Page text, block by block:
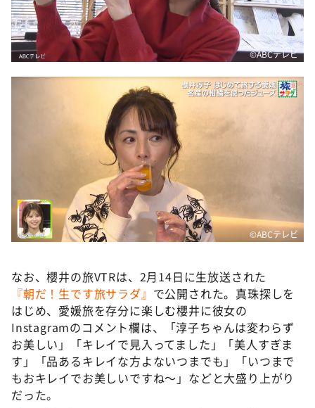
©ABCテレビ
©ABCテレビ
なお、櫻井の旅VTRは、2月14日に生放送された
『朝だ！生です旅サラダ』 で公開された。真珠探しを
はじめ、愛媛旅を存分に楽しむ櫻井に彼女の
Instagramのコメント欄は、「淳子ちゃんは変わらず
お美しい」「キレイで見入ってました」「美人すぎま
す」「品あるキレイな方よないつまでも」「いつまで
もおキレイでお美しいですね～」などと大盛り上がり
だった。